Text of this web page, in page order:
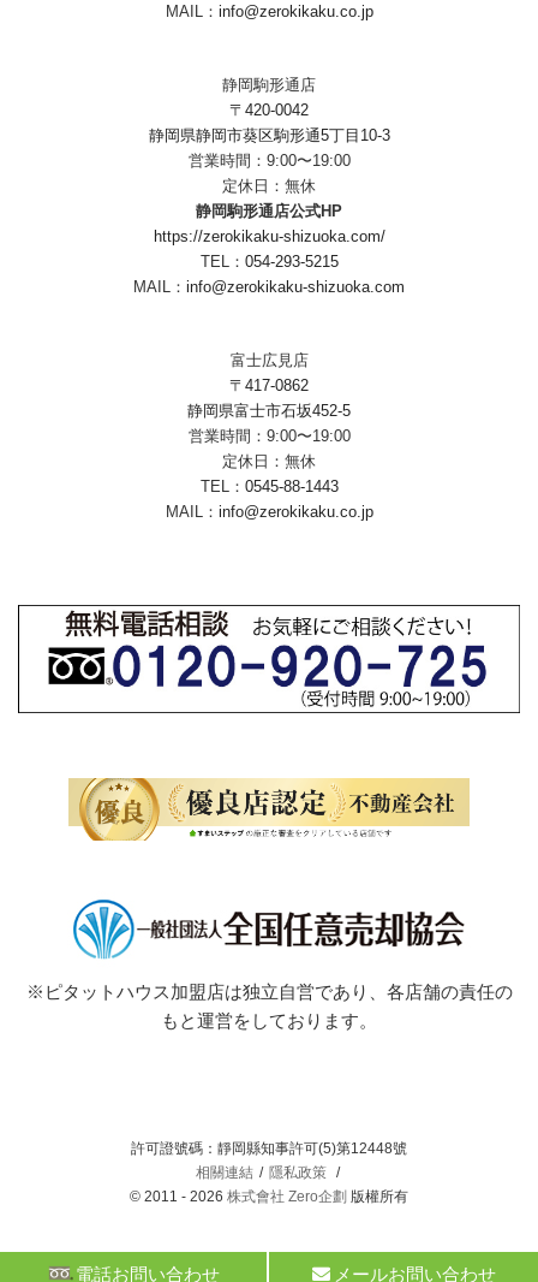
電話お問い合わせ メールお問い合わせ
MAIL： info@zerokikaku.co.jp
静岡駒形通店
〒420-0042
静岡県静岡市葵区駒形通5丁目10-3
営業時間：9:00〜19:00
定休日：無休
静岡駒形通店公式HP
https://zerokikaku-shizuoka.com/
TEL： 054-293-5215
MAIL： info@zerokikaku-shizuoka.com
富士広見店
〒417-0862
静岡県富士市石坂452-5
営業時間：9:00〜19:00
定休日：無休
TEL： 0545-88-1443
MAIL： info@zerokikaku.co.jp
※ピタットハウス加盟店は独立自営であり、各店舗の責任の
もと運営をしております。
許可證號碼：靜岡縣知事許可(5)第12448號
相關連結
隱私政策
© 2011 - 2026 株式會社 Zero企劃 版權所有